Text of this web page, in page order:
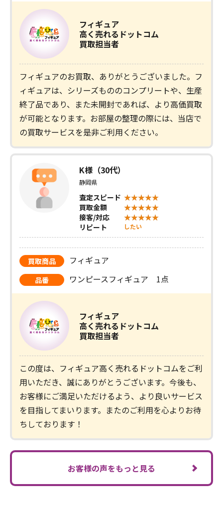
フィギュア
高く売れるドットコム
買取担当者
フィギュアのお買取、ありがとうございました。フ
ィギュアは、シリーズもののコンプリートや、生産
終了品であり、また未開封であれば、より高価買取
が可能となります。お部屋の整理の際には、当店で
の買取サービスを是非ご利用ください。
K様（30代）
静岡県
査定スピード
買取金額
接客/対応
リピート
したい
買取商品 フィギュア
品番 ワンピースフィギュア 1点
フィギュア
高く売れるドットコム
買取担当者
この度は、フィギュア高く売れるドットコムをご利
用いただき、誠にありがとうございます。今後も、
お客様にご満足いただけるよう、より良いサービス
を目指してまいります。またのご利用を心よりお待
ちしております！
お客様の声をもっと見る